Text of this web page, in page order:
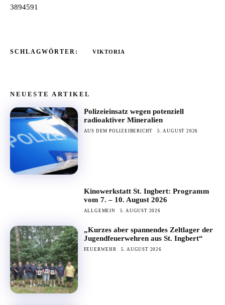
3894591
SCHLAGWÖRTER: VIKTORIA
NEUESTE ARTIKEL
Polizeieinsatz wegen potenziell
radioaktiver Mineralien
AUS DEM POLIZEIBERICHT 5. AUGUST 2026
Kinowerkstatt St. Ingbert: Programm
vom 7. – 10. August 2026
ALLGEMEIN 5. AUGUST 2026
„Kurzes aber spannendes Zeltlager der
Jugendfeuerwehren aus St. Ingbert“
FEUERWEHR 5. AUGUST 2026